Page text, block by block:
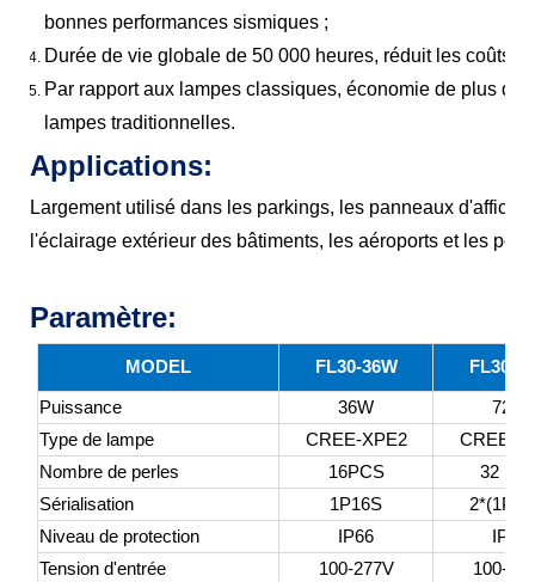
bonnes performances sismiques ;
Durée de vie globale de 50 000 heures, réduit les coûts
Par rapport aux lampes classiques, économie de plus
lampes traditionnelles.
Applications:
Largement utilisé dans les parkings, les panneaux
l'éclairage extérieur des bâtiments, les aéroports et les
Paramètre:
MODEL FL30-36W FL30-
Puissance 36W
72W
Type de lampe
CREE-XPE2
CREE-
Nombre de perles
16PCS
32
Sérialisation
1P16S
Niveau de protection
IP66
IP66
Tension d'entrée
100-277V 100-